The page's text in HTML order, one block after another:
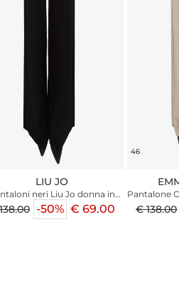
LIU JO
neri Liu Jo donna in
maglia di misto viscosa
-50% € 69.00
46
Pantalone
€ 138.00